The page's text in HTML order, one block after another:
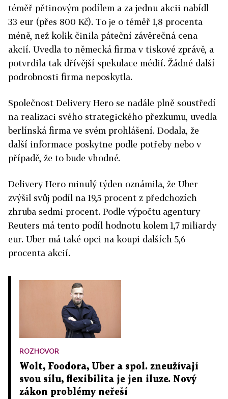
téměř pětinovým podílem a za jednu akcii nabídl
33 eur (přes 800 Kč). To je o téměř 1,8 procenta
méně, než kolik činila páteční závěrečná cena
akcií. Uvedla to německá firma v tiskové zprávě, a
potvrdila tak dřívější spekulace médií. Žádné další
podrobnosti firma neposkytla.
Společnost Delivery Hero se nadále plně soustředí
na realizaci svého strategického přezkumu, uvedla
berlínská firma ve svém prohlášení. Dodala, že
další informace poskytne podle potřeby nebo v
případě, že to bude vhodné.
Delivery Hero minulý týden oznámila, že Uber
zvýšil svůj podíl na 19,5 procent z předchozích
zhruba sedmi procent. Podle výpočtu agentury
Reuters má tento podíl hodnotu kolem 1,7 miliardy
eur. Uber má také opci na koupi dalších 5,6
procenta akcií.
ROZHOVOR
Wolt, Foodora, Uber a spol. zneužívají
svou sílu, flexibilita je jen iluze. Nový
zákon problémy neřeší